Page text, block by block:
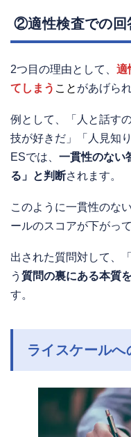
②適性検査での回
2つ目の理由として、 適
てしまう こと があげら
例として、「人と話す
技が好きだ」「人見知
ESでは、 一貫性のない
る」と判断されます。
このように一貫性のな
ールのスコアが下がっ
出された質問対して、
う 質問の裏にある本質
す。
ライスケールへ